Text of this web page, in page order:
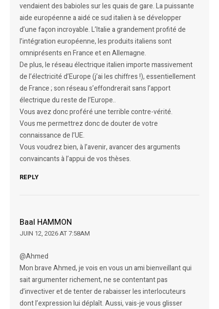
vendaient des babioles sur les quais de gare. La puissante
aide européenne a aidé ce sud italien à se développer
d’une façon incroyable. L’Italie a grandement profité de
l’intégration européenne, les produits italiens sont
omniprésents en France et en Allemagne.
De plus, le réseau électrique italien importe massivement
de l’électricité d’Europe (j’ai les chiffres !), essentiellement
de France ; son réseau s’effondrerait sans l’apport
électrique du reste de l’Europe..
Vous avez donc proféré une terrible contre-vérité.
Vous me permettrez donc de douter de votre
connaissance de l’UE.
Vous voudrez bien, à l’avenir, avancer des arguments
convaincants à l’appui de vos thèses.
REPLY
Baal HAMMON
JUIN 12, 2026 AT 7:58AM
@Ahmed
Mon brave Ahmed, je vois en vous un ami bienveillant qui
sait argumenter richement, ne se contentant pas
d’invectiver et de tenter de rabaisser les interlocuteurs
dont l’expression lui déplaît. Aussi, vais-je vous glisser